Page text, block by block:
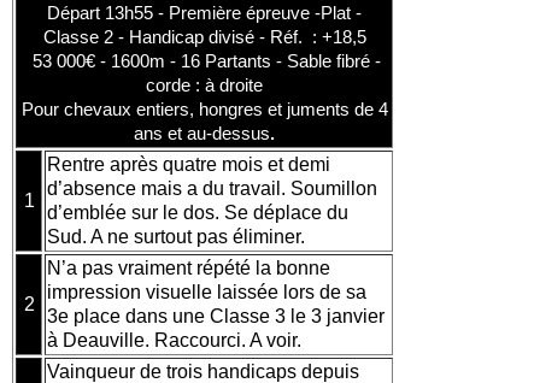
Départ 13h55 - Première épreuve -Plat -
Classe 2 - Handicap divisé - Réf. : +18,5
53 000€ - 1600m - 16 Partants - Sable fibré -
corde : à droite
Pour chevaux entiers, hongres et juments de 4
ans et au-dessus.
1
Rentre après quatre mois et demi
d’absence mais a du travail. Soumillon
d’emblée sur le dos. Se déplace du
Sud. A ne surtout pas éliminer.
2
N’a pas vraiment répété la bonne
impression visuelle laissée lors de sa
3e place dans une Classe 3 le 3 janvier
à Deauville. Raccourci. A voir.
Vainqueur de trois handicaps depuis